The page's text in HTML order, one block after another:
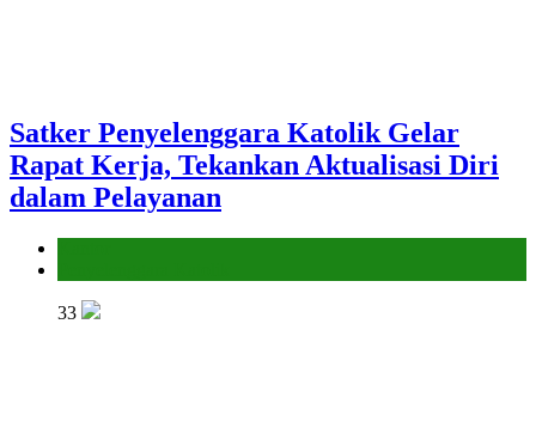
Satker Penyelenggara Katolik Gelar
Rapat Kerja, Tekankan Aktualisasi Diri
dalam Pelayanan
33